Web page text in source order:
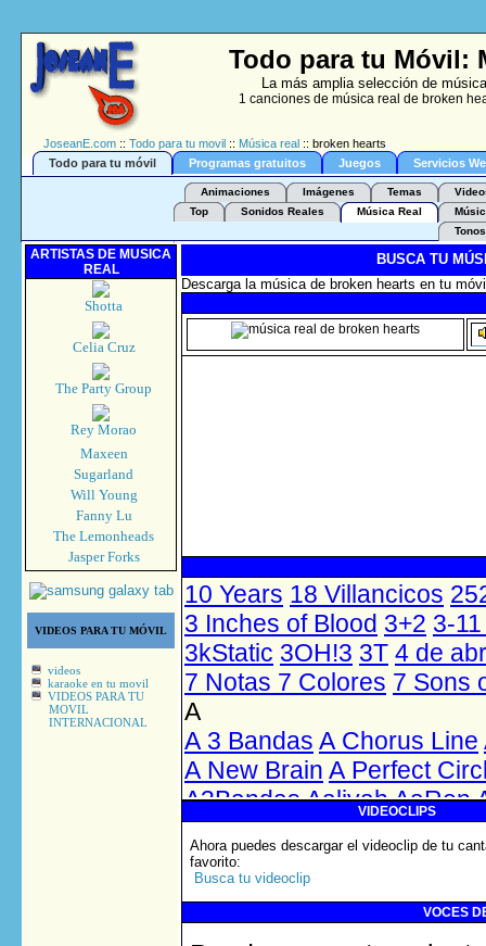
Todo para tu Móvil:
La más amplia selección de
1 canciones de música real de broken
JoseanE.com :: Todo para tu movil :: Música real :: broken hearts
Todo para tu móvil
Programas gratuitos Juegos Servicios
Animaciones Imágenes Temas
Top
Sonidos Reales Música Real
Tonos
ARTISTAS DE MUSICA
REAL
Shotta
Celia Cruz
The Party Group
Rey Morao
Maxeen
Sugarland
Will Young
Fanny Lu
The Lemonheads
Jasper Forks
VIDEOS PARA TU MÓVIL
videos
karaoke en tu movil
VIDEOS PARA TU
MOVIL
INTERNACIONAL
BUSCA TU
Descarga la música de broken hearts en tu
VIDEOCLIPS
Ahora puedes descargar el videoclip de tu
favorito:
Busca tu videoclip
VOCES